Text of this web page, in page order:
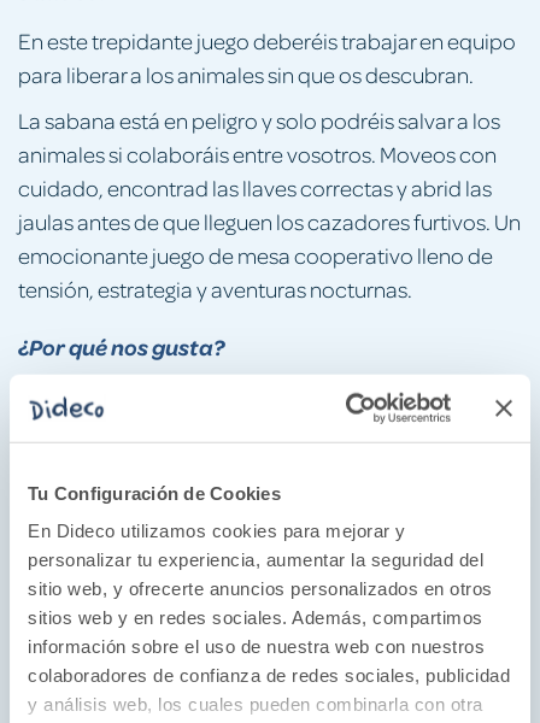
Tu Configuración de Cookies
En Dideco utilizamos cookies para mejorar y
personalizar tu experiencia, aumentar la seguridad del
sitio web, y ofrecerte anuncios personalizados en otros
sitios web y en redes sociales. Además, compartimos
información sobre el uso de nuestra web con nuestros
colaboradores de confianza de redes sociales, publicidad
y análisis web, los cuales pueden combinarla con otra
En este trepidante juego deberéis trabajar en equipo
para liberar a los animales sin que os descubran.
La sabana está en peligro y solo podréis salvar a los
animales si colaboráis entre vosotros. Moveos con
cuidado, encontrad las llaves correctas y abrid las
jaulas antes de que lleguen los cazadores furtivos. Un
emocionante juego de mesa cooperativo lleno de
tensión, estrategia y aventuras nocturnas.
¿Por qué nos gusta?
Fomenta la cooperación y la toma de decisiones.
Además, ayuda a desarrollar la atención, la
mientras niños y niñas viven una aventura llena de
emoción.
Dispone de dos niveles de juego, por lo que el
aprendizaje es progresivo.
Nos fascina su diseño, con ilustraciones
encantadoras llenas de color e ideales para los más
pequeños, y materiales de primera calidad.